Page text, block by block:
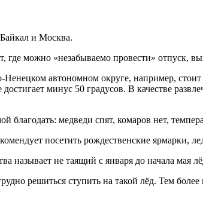
и Москва.
где можно «незабываемо провести» отпуск,
автономном округе, например,
минус 50 градусов. В качестве
благодать: медведи спят, комаров нет,
посетить рождественские ярмарки,
называет не таящий с января до начала мая
решиться ступить на такой лёд. Тем